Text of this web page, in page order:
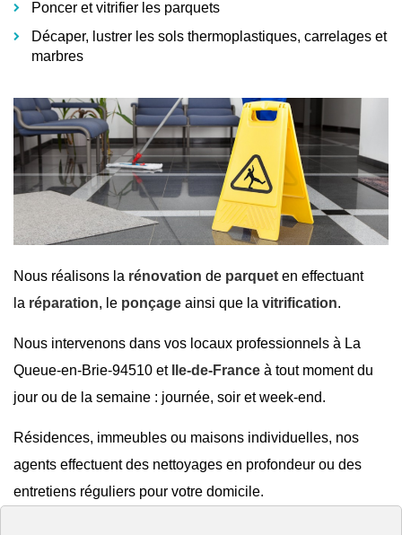
Poncer et vitrifier les parquets
Décaper, lustrer les sols thermoplastiques, carrelages et
marbres
Nous réalisons la rénovation de parquet en effectuant
la réparation, le ponçage ainsi que la vitrification.
Nous intervenons dans vos locaux professionnels à La
Queue-en-Brie-94510 et
Ile-de-France à tout moment du
jour ou de la semaine : journée, soir et week-end.
Résidences, immeubles ou maisons individuelles, nos
agents effectuent des nettoyages en profondeur ou des
entretiens réguliers pour votre domicile.